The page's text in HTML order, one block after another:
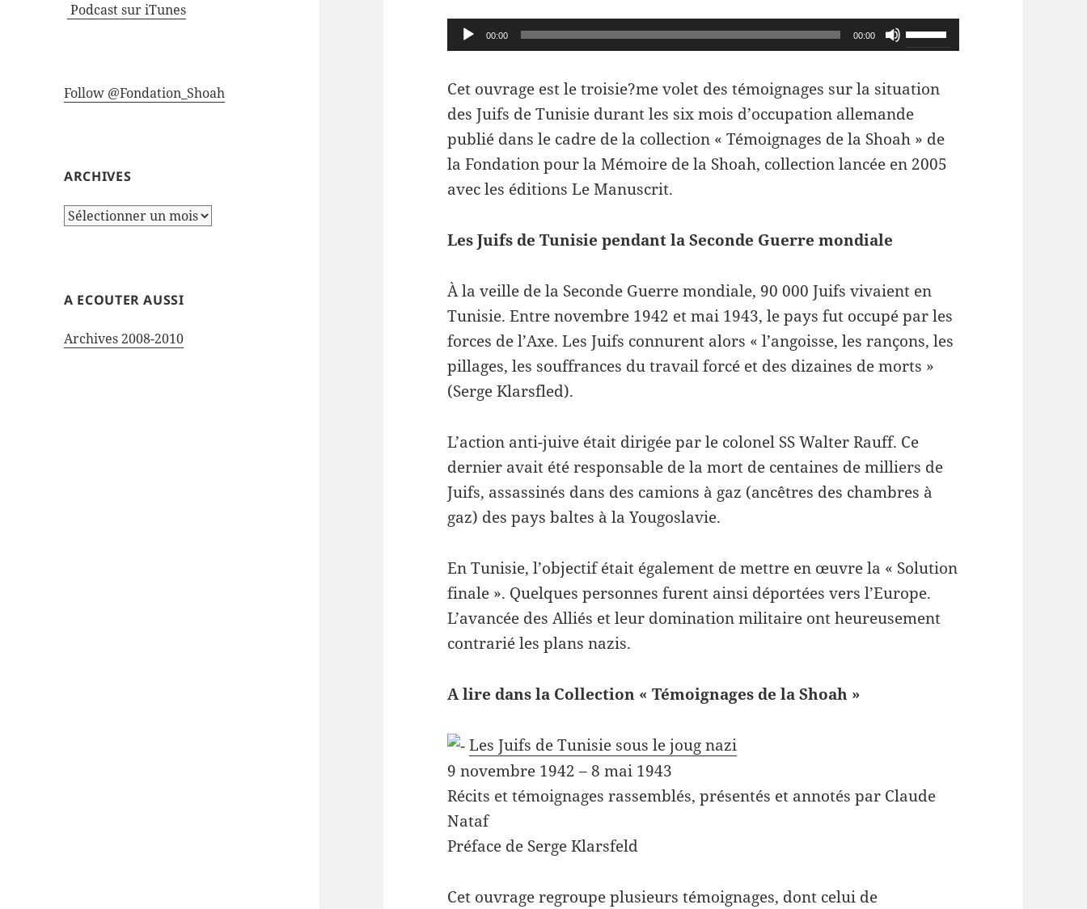
Podcast sur iTunes
Follow @Fondation_Shoah
ARCHIVES
Archives
A ECOUTER AUSSI
Archives 2008-2010
Lecteur
audio
00:00 00:00
Utilisez
les
flèches
pour
augmenter
Cet ouvrage est le troisie?me volet des témoignages sur la situation
des Juifs de Tunisie durant les six mois d’occupation allemande
publié dans le cadre de la collection « Témoignages de la Shoah » de
la Fondation pour la Mémoire de la Shoah, collection lancée en 2005
avec les éditions Le Manuscrit.
Les Juifs de Tunisie pendant la Seconde Guerre mondiale
À la veille de la Seconde Guerre mondiale, 90 000 Juifs vivaient en
Tunisie. Entre novembre 1942 et mai 1943, le pays fut occupé par les
forces de l’Axe. Les Juifs connurent alors « l’angoisse, les rançons, les
pillages, les souffrances du travail forcé et des dizaines de morts »
(Serge Klarsfled).
L’action anti-juive était dirigée par le colonel SS Walter Rauff. Ce
dernier avait été responsable de la mort de centaines de milliers de
Juifs, assassinés dans des camions à gaz (ancêtres des chambres à
gaz) des pays baltes à la Yougoslavie.
En Tunisie, l’objectif était également de mettre en œuvre la « Solution
finale ». Quelques personnes furent ainsi déportées vers l’Europe.
L’avancée des Alliés et leur domination militaire ont heureusement
contrarié les plans nazis.
A lire dans la Collection « Témoignages de la Shoah »
Les Juifs de Tunisie sous le joug nazi
9 novembre 1942 – 8 mai 1943
Récits et témoignages rassemblés, présentés et annotés par Claude
Nataf
Préface de Serge Klarsfeld
Cet ouvrage regroupe plusieurs témoignages, dont celui de